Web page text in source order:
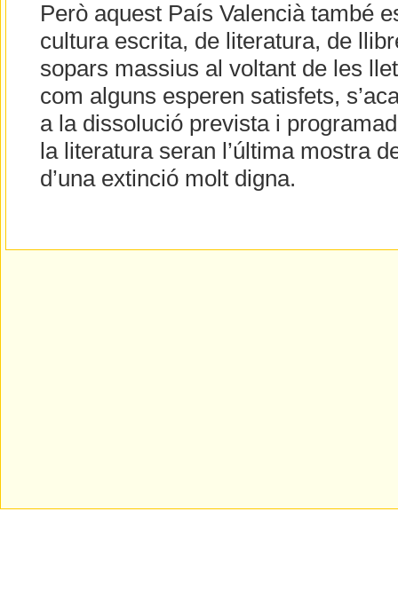
Però aquest País Valencià també
cultura escrita, de literatura, de
sopars massius al voltant de les
com alguns esperen satisfets,
a la dissolució prevista i
la literatura seran l’última mostra
d’una extinció molt digna.